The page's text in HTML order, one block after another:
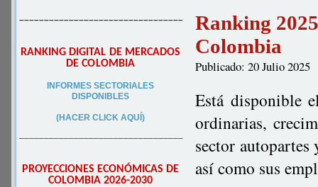
–––––––––––––––––––––––––––––––––
RANKING DIGITAL DE MERCADOS
DE COLOMBIA
INFORMES SECTORIALES
DISPONIBLES
(HACER CLICK AQUÍ)
–––––––––––––––––––––––––––––––––
PROYECCIONES ECONÓMICAS DE
COLOMBIA 2026-2030
Ranking
Colombia
Publicado: 20 Julio 2025
Está disponible
ordinarias,
sector
así como sus